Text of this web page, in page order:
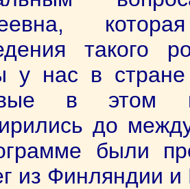
такого
у нас в
в этом
до
были
из Финляндии